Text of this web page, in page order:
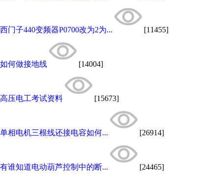
西门子440变频器P0700改为2为... [11455]
如何做接地线 [14004]
高压电工考试资料 [15673]
单相电机三根线还接电容如何... [26914]
有谁知道电动葫芦控制中的断... [24465]